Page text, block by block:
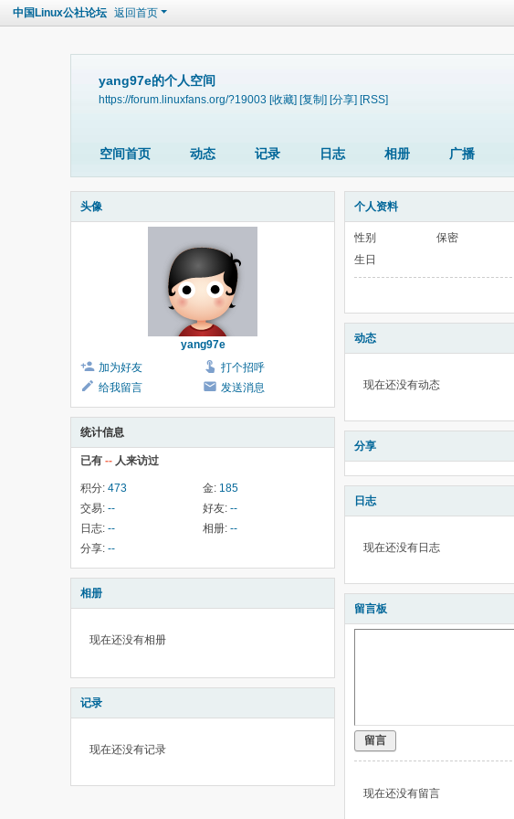
中国Linux公社论坛 返回首页
yang97e的个人空间
https://forum.linuxfans.org/?19003 [收藏] [复制] [分享] [RSS]
空间首页 动态 记录 日志 相册 广播
头像
yang97e
加为好友
打个招呼
给我留言
发送消息
统计信息
已有 -- 人来访过
积分: 473 金: 185
交易: -- 好友: --
日志: -- 相册: --
分享: --
相册
现在还没有相册
记录
现在还没有记录
个人资料
性别
保密
生日
动态
现在还没有动态
分享
日志
现在还没有日志
留言板
留言
现在还没有留言